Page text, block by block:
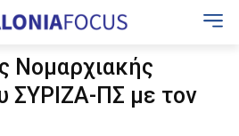
Νομαρχιακής
ΣΥΡΙΖΑ-ΠΣ με τον